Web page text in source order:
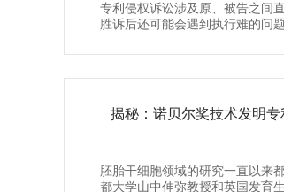
专利侵权诉讼涉及原、被告之间
胜诉后还可能会遇到执行难的问
揭秘：诺贝尔奖技术发明
胚胎干细胞领域的研究一直以来
都大学山中伸弥教授和英国发育